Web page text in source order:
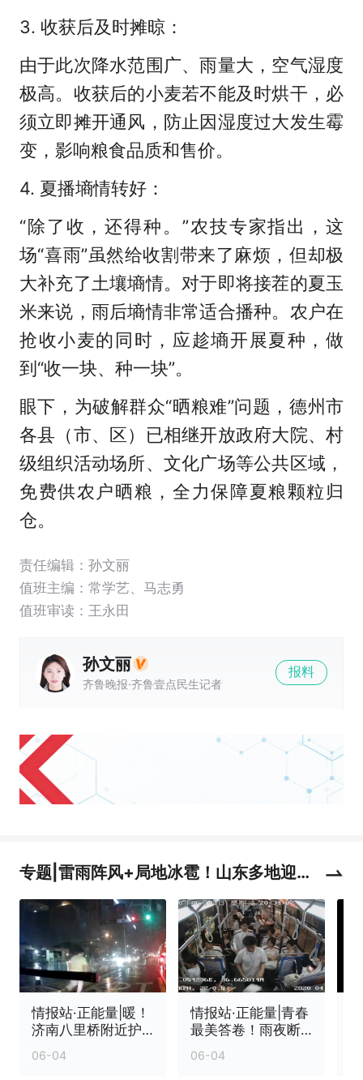
3. 收获后及时摊晾：
由于此次降水范围广、雨量大，空气湿度
极高。收获后的小麦若不能及时烘干，必
须立即摊开通风，防止因湿度过大发生霉
变，影响粮食品质和售价。
4. 夏播墒情转好：
“除了收，还得种。”农技专家指出，这
场“喜雨”虽然给收割带来了麻烦，但却极
大补充了土壤墒情。对于即将接茬的夏玉
米来说，雨后墒情非常适合播种。农户在
抢收小麦的同时，应趁墒开展夏种，做
到“收一块、种一块”。
眼下，为破解群众“晒粮难”问题，德州市
各县（市、区）已相继开放政府大院、村
级组织活动场所、文化广场等公共区域，
免费供农户晒粮，全力保障夏粮颗粒归
仓。
责任编辑：孙文丽
值班主编： 常学艺、 马志勇
值班审读：王永田
孙文丽
齐鲁晚报·齐鲁壹点民生记者
报料
专题|雷雨阵风+局地冰雹！山东多地迎强
对流天气
情报站·正能量|暖！
济南八里桥附近护
栏倾倒，他冒雨清
障除隐患
06-04
情报站·正能量|青春
最美答卷！雨夜断
枝拦路，高三学子
冒雨清障
06-04